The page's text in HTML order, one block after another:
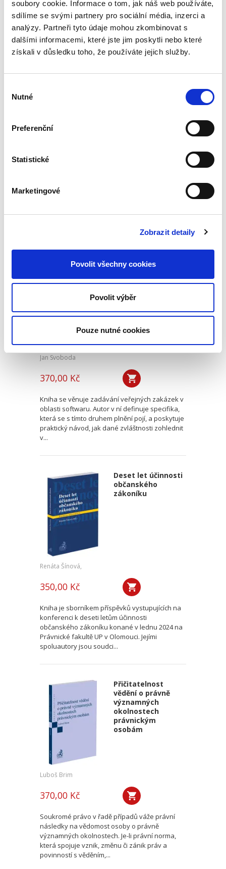
soubory cookie. Informace o tom, jak náš web používáte,
sdílíme se svými partnery pro sociální média, inzerci a
analýzy. Partneři tyto údaje mohou zkombinovat s
dalšími informacemi, které jste jim poskytli nebo které
získali v důsledku toho, že používáte jejich služby.
souhlasu
Nutné
Preferenční
Statistické
Marketingové
Zobrazit detaily
Povolit všechny cookies
Povolit výběr
Pouze nutné cookies
ryzí teorii, v knize čtenář nalezne srozumitelná
řešení...
Nepominutelný
vydědění
Nová monografie se věnuje problematice
Veřejné zakázky v
Vendor lock-in a
další specifika
Jan Svoboda
370,00 Kč
Kniha se věnuje zadávání veřejných zakázek v
oblasti softwaru. Autor v ní definuje specifika,
která se s tímto druhem plnění pojí, a poskytuje
praktický návod, jak dané zvláštnosti zohlednit
v...
Deset let účinnosti
občanského
zákoníku
Renáta Šínová,
350,00 Kč
Kniha je sborníkem příspěvků vystupujících na
konferenci k deseti letům účinnosti
občanského zákoníku konané v lednu 2024 na
Právnické fakultě UP v Olomouci. Jejími
spoluautory jsou soudci...
Přičitatelnost
vědění o právně
významných
okolnostech
právnickým
osobám
Luboš Brim
370,00 Kč
Soukromé právo v řadě případů váže právní
následky na vědomost osoby o právně
významných okolnostech. Je-li právní norma,
která spojuje vznik, změnu či zánik práv a
povinností s věděním,...